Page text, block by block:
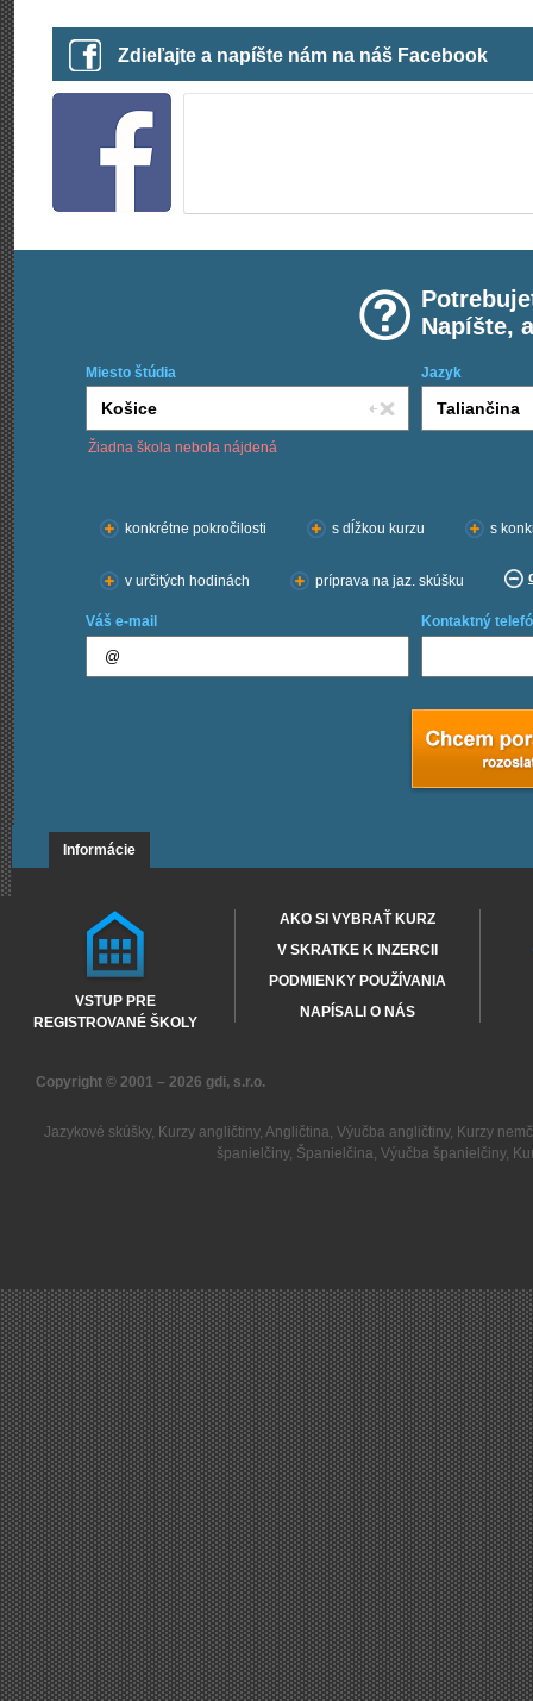
Zdieľajte a napíšte nám na náš Facebook
Napíšte,
Miesto štúdia Jazyk
Žiadna škola nebola nájdená
konkrétne pokročilosti
s dĺžkou kurzu s
v určitých hodinách príprava na jaz. skúšku
Váš e-mail Kontaktný
Informácie
VSTUP PRE
REGISTROVANÉ ŠKOLY
AKO SI VYBRAŤ KURZ
V SKRATKE K INZERCII
PODMIENKY POUŽÍVANIA
NAPÍSALI O NÁS
Copyright © 2001 – 2026 gdi, s.r.o.
Jazykové skúšky, Kurzy angličtiny, Angličtina, Výučba angličtiny, Kurzy
španielčiny, Španielčina, Výučba španielčiny,